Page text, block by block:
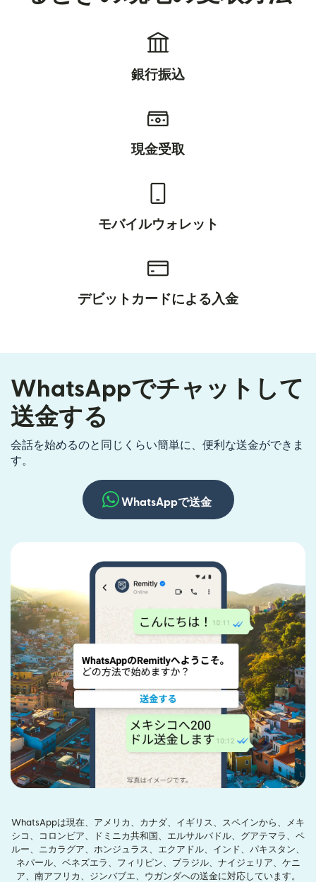
銀行振込
現金受取
モバイルウォレット
デビットカードによる入金
WhatsAppでチャットして
送金する
会話を始めるのと同じくらい簡単に、便利な送金ができま
す。
WhatsAppで送金
WhatsAppは現在、アメリカ、カナダ、イギリス、スペインから、メキ
シコ、コロンビア、ドミニカ共和国、エルサルバドル、グアテマラ、ペ
ルー、ニカラグア、ホンジュラス、エクアドル、インド、パキスタン、
ネパール、ベネズエラ、フィリピン、ブラジル、ナイジェリア、ケニ
ア、南アフリカ、ジンバブエ、ウガンダへの送金に対応しています。